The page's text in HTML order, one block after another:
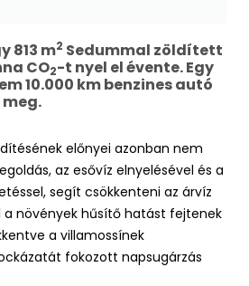
813 m2 Sedummal zöldített
CO2-t nyel el évente. Egy
10.000 km benzines autó
előnyei azonban nem
az esővíz elnyelésével és a
segít csökkenteni az árvíz
a növények hűsítő hatást fejtenek
a villamossínek
fokozott napsugárzás